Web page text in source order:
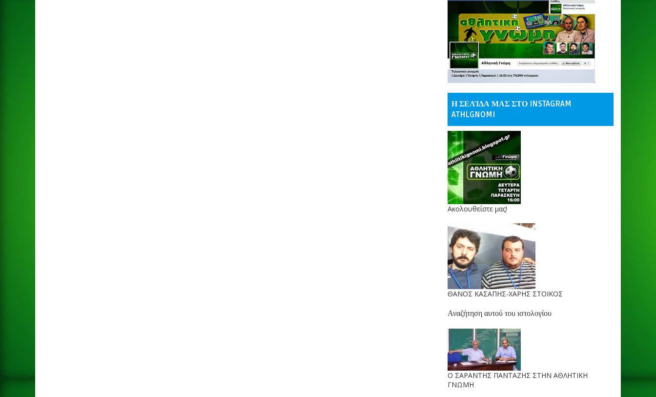
Η ΣΕΛΊΔΑ ΜΑΣ ΣΤΟ INSTAGRAM
ATHLGNOMI
Ακολουθείστε μας!
ΘΑΝΟΣ ΚΑΣΑΠΗΣ-ΧΑΡΗΣ ΣΤΟΙΚΟΣ
Αναζήτηση αυτού του ιστολογίου
O ΣΑΡΑΝΤΗΣ ΠΑΝΤΑΖΗΣ ΣΤΗΝ ΑΘΛΗΤΙΚΗ
ΓΝΩΜΗ